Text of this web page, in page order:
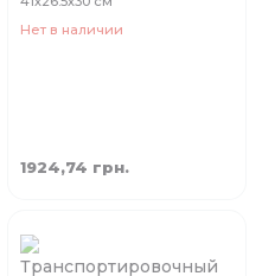
Нет в наличии
1924,74 грн.